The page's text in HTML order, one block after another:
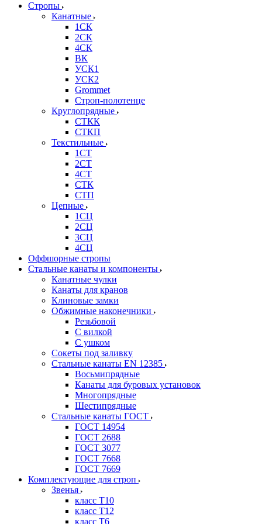
Стропы
Канатные
1СК
2СК
4СК
ВК
УСК1
УСК2
Grommet
Строп-полотенце
Круглопрядные
СТКК
СТКП
Текстильные
1СТ
2СТ
4СТ
СТК
СТП
Цепные
1СЦ
2СЦ
3СЦ
4СЦ
Оффшорные стропы
Стальные канаты и компоненты
Канатные чулки
Канаты для кранов
Клиновые замки
Обжимные наконечники
Резьбовой
С вилкой
С ушком
Сокеты под заливку
Стальные канаты EN 12385
Восьмипрядные
Канаты для буровых установок
Многопрядные
Шестипрядные
Стальные канаты ГОСТ
ГОСТ 14954
ГОСТ 2688
ГОСТ 3077
ГОСТ 7668
ГОСТ 7669
Комплектующие для строп
Звенья
класс Т10
класс Т12
класс Т6